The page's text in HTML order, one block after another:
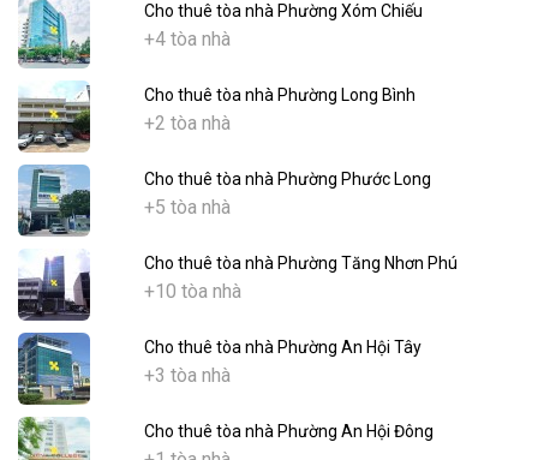
Cho thuê tòa nhà Phường Xóm Chiếu
+4 tòa nhà
Cho thuê tòa nhà Phường Long Bình
+2 tòa nhà
Cho thuê tòa nhà Phường Phước Long
+5 tòa nhà
Cho thuê tòa nhà Phường Tăng Nhơn Phú
+10 tòa nhà
Cho thuê tòa nhà Phường An Hội Tây
+3 tòa nhà
Cho thuê tòa nhà Phường An Hội Đông